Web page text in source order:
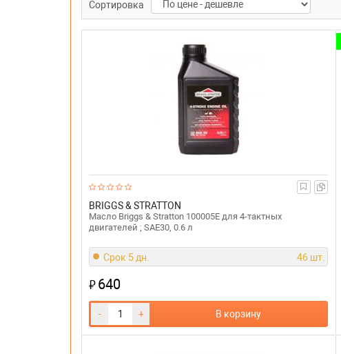
Сортировка
BRIGGS & STRATTON
Масло Briggs & Stratton 100005E для 4-тактных
двигателей ; SAE30, 0.6 л
Срок 5 дн. 46 шт.
₽640
- + В корзину